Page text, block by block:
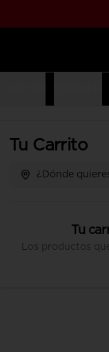
Tu Carrito
¿Dónde
Tu
Los productos